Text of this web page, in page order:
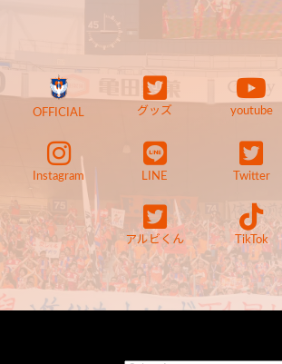
OFFICIAL グッズ youtube
Instagram LINE Twitter
アルビくん TikTok